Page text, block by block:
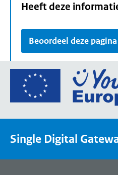
Heeft deze
Beoordeel deze pagina
Single Digital